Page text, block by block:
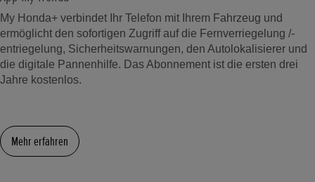
My Honda+ verbindet Ihr Telefon mit Ihrem Fahrzeug und
ermöglicht den sofortigen Zugriff auf die Fernverriegelung /-
entriegelung, Sicherheitswarnungen, den Autolokalisierer und
die digitale Pannenhilfe. Das Abonnement ist die ersten drei
Jahre kostenlos.
Mehr erfahren